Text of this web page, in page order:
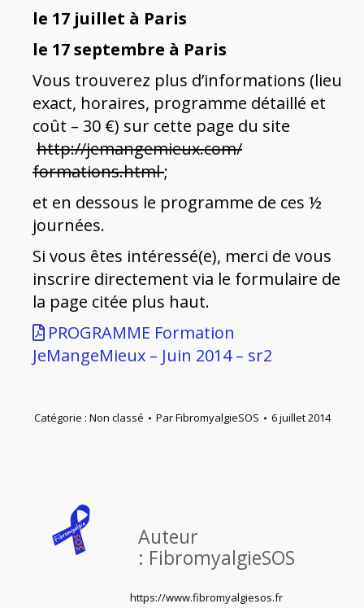
le 17 juillet à Paris
le 17 septembre à Paris
Vous trouverez plus d’informations (lieu
exact, horaires, programme détaillé et
coût – 30 €) sur cette page du site
http://jemangemieux.com/
formations.html;
et en dessous le programme de ces ½
journées.
Si vous êtes intéressé(e), merci de vous
inscrire directement via le formulaire de
la page citée plus haut.
PROGRAMME Formation
JeMangeMieux – Juin 2014 – sr2
Catégorie : Non classé ParFibromyalgieSOS 6 juillet 2014
Auteur
: FibromyalgieSOS
https://www.fibromyalgiesos.fr